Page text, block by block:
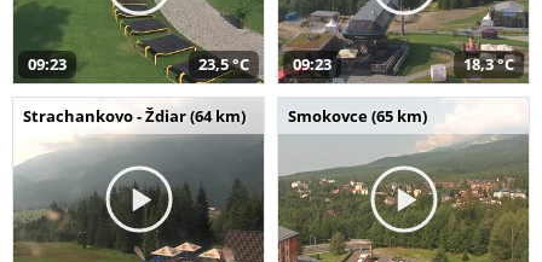
09:23 23,5 °C 09:23 18,3 °C
Strachankovo - Ždiar (64 km) Smokovce (65 km)